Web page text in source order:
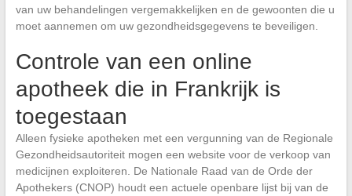
van uw behandelingen vergemakkelijken en de gewoonten die u
moet aannemen om uw gezondheidsgegevens te beveiligen.
Controle van een online
apotheek die in Frankrijk is
toegestaan
Alleen fysieke apotheken met een vergunning van de Regionale
Gezondheidsautoriteit mogen een website voor de verkoop van
medicijnen exploiteren. De Nationale Raad van de Orde der
Apothekers (CNOP) houdt een actuele openbare lijst bij van de